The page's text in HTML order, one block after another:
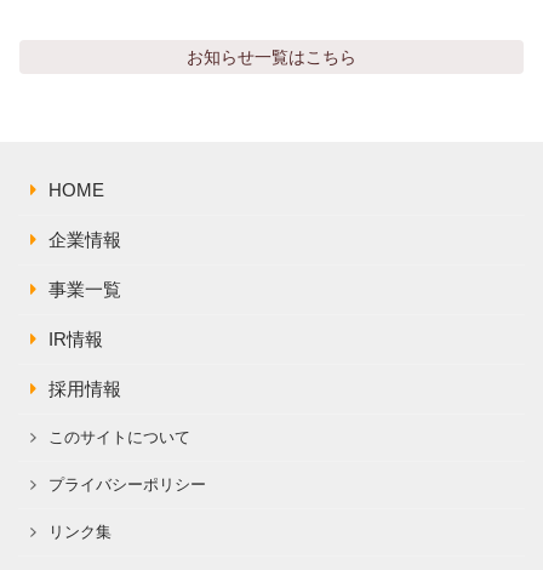
お知らせ一覧はこちら
HOME
企業情報
事業一覧
IR情報
採用情報
このサイトについて
プライバシーポリシー
リンク集